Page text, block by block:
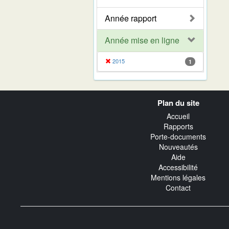
Année rapport
Année mise en ligne
2015 1
Plan du site
Accueil
Rapports
Porte-documents
Nouveautés
Aide
Accessibilité
Mentions légales
Contact